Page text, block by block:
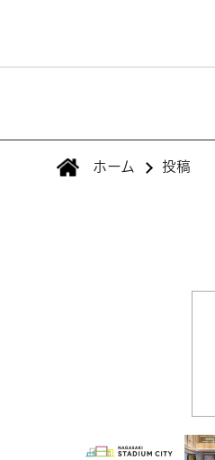
ホーム 投稿